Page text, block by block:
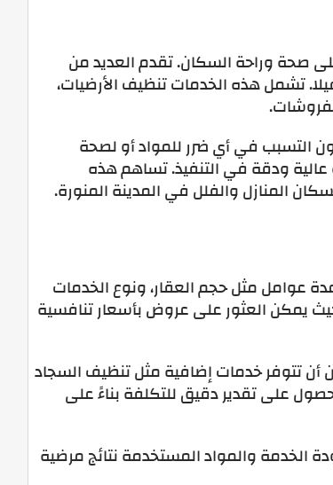
صحة وراحة السكان. تقدم العديد من
تشمل هذه الخدمات تنظيف الأرضيات،
التسبب في أي ضرر للمواد أو لصحة
ودقة في التنفيذ. تساهم هذه
المنازل والفلل في المدينة المنورة.
عوامل مثل حجم العقار، ونوع الخدمات
يمكن العثور على عروض بأسعار تنافسية
أن تتوفر خدمات إضافية مثل تنظيف السجاد
على تقدير دقيق للتكلفة بناءً على
الخدمة والمواد المستخدمة نتائج مرضية